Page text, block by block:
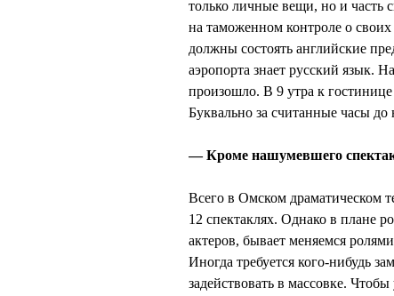
только личные вещи, но и часть
на таможенном контроле о своих
должны состоять английские
аэропорта знает русский язык.
произошло. В 9 утра к
Буквально за считанные часы до
— Кроме нашумевшего
Всего в Омском драматическом
12 спектаклях. Однако в плане
актеров, бывает меняемся
Иногда требуется кого-нибудь
задействовать в массовке.